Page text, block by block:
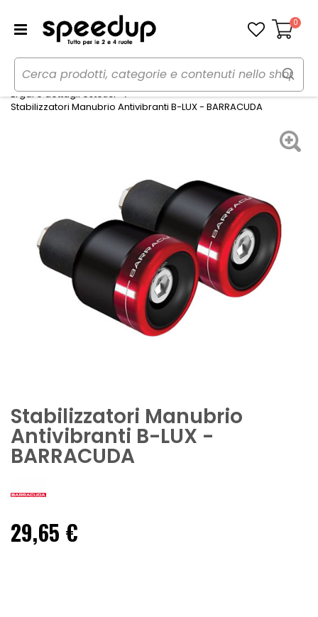
Carrello
0
Home Moto
Estetica e protezioni moto
Ergal e dettagli estetici
Stabilizzatori Manubrio Antivibranti B-LUX - BARRACUDA
Stabilizzatori Manubrio
Antivibranti B-LUX -
BARRACUDA
29,65 €